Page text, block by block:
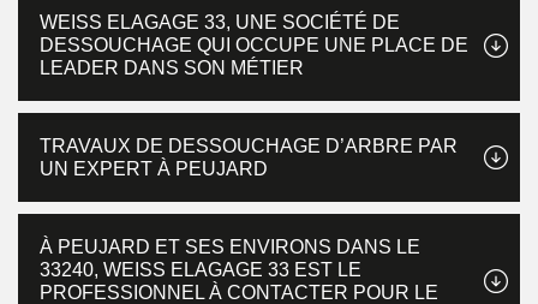
WEISS ELAGAGE 33, UNE SOCIÉTÉ DE
DESSOUCHAGE QUI OCCUPE UNE PLACE DE
LEADER DANS SON MÉTIER
TRAVAUX DE DESSOUCHAGE D’ARBRE PAR
UN EXPERT À PEUJARD
À PEUJARD ET SES ENVIRONS DANS LE
33240, WEISS ELAGAGE 33 EST LE
PROFESSIONNEL À CONTACTER POUR LE